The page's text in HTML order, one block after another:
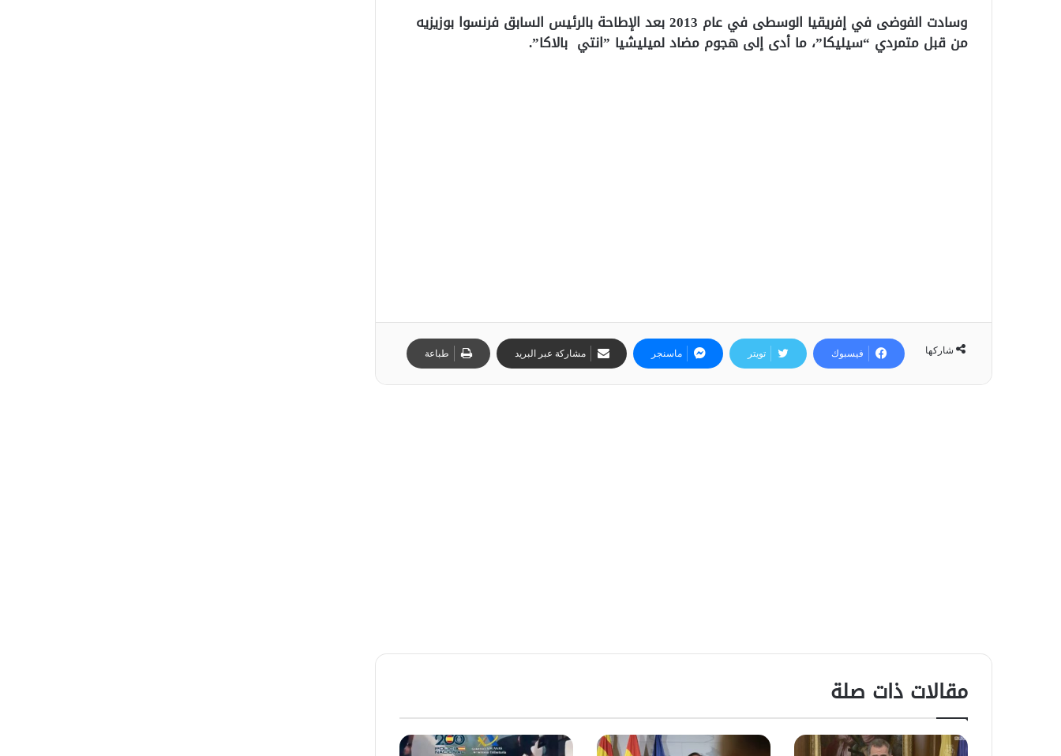
وسادت الفوضى في إفريقيا الوسطى في عام 2013 بعد الإطاحة بالرئيس السابق فرنسوا بوزيزيه
من قبل متمردي “سيليكا”، ما أدى إلى هجوم مضاد لميليشيا ”انتي بالاكا”.
شاركها فيسبوك تويتر ماسنجر مشاركة عبر البريد طباعة
مقالات ذات صلة